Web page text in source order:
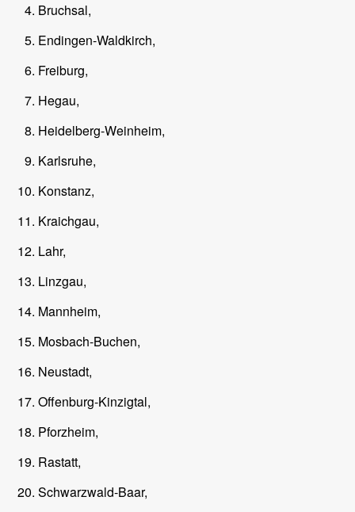
Bruchsal,
Endingen-Waldkirch,
Freiburg,
Hegau,
Heidelberg-Weinheim,
Karlsruhe,
Konstanz,
Kraichgau,
Lahr,
Linzgau,
Mannheim,
Mosbach-Buchen,
Neustadt,
Offenburg-Kinzigtal,
Pforzheim,
Rastatt,
Schwarzwald-Baar,